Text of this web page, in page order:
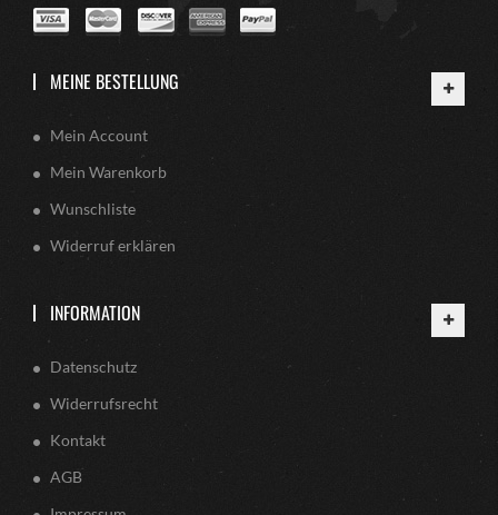
MEINE BESTELLUNG
Mein Account
Mein Warenkorb
Wunschliste
Widerruf erklären
INFORMATION
Datenschutz
Widerrufsrecht
Kontakt
AGB